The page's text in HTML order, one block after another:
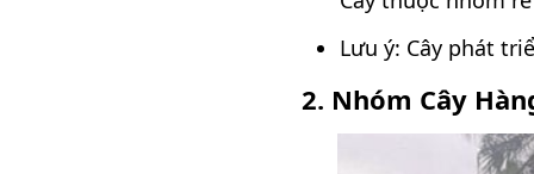
Lưu ý: Cây phát
2. Nhóm Cây